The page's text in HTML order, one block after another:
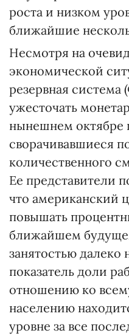
роста и низком
ближайшие
Несмотря на
экономической
резервная
ужесточать
нынешнем октябре
сворачивавшиеся
количественного
Ее представители
что американский
повышать
ближайшем
занятостью далеко
показатель доли
отношению ко
населению
уровне за все